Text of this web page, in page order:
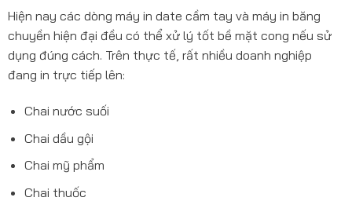
Hiện nay các dòng máy in date cầm tay và máy in băng
chuyền hiện đại đều có thể xử lý tốt bề mặt cong nếu sử
dụng đúng cách. Trên thực tế, rất nhiều doanh nghiệp
đang in trực tiếp lên:
Chai nước suối
Chai dầu gội
Chai mỹ phẩm
Chai thuốc